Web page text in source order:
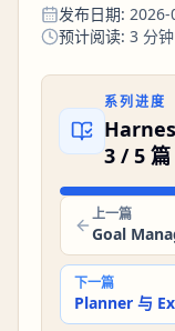
发布日期: 2026-
预计阅读: 3 分钟
系列进度
3 /5 篇
上一篇
下一篇